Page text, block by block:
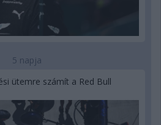
5 napja
ütemre számít a Red Bull